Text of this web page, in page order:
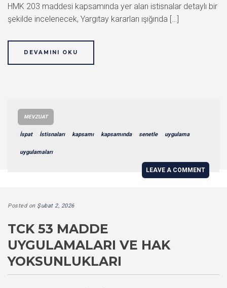
HMK 203 maddesi kapsamında yer alan istisnalar detaylı bir
şekilde incelenecek, Yargıtay kararları ışığında […]
DEVAMINI OKU
MEVZUAT
İspat İstisnaları kapsamı kapsamında senetle uygulama
uygulamaları
LEAVE A COMMENT
Posted on Şubat 2, 2026
TCK 53 MADDE
UYGULAMALARI VE HAK
YOKSUNLUKLARI